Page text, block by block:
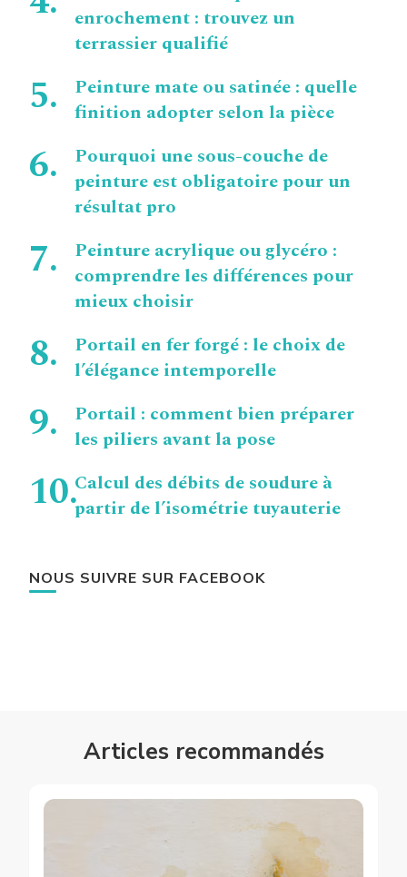
enrochement : trouvez un
terrassier qualifié
Peinture mate ou satinée : quelle
finition adopter selon la pièce
Pourquoi une sous-couche de
peinture est obligatoire pour un
résultat pro
Peinture acrylique ou glycéro :
comprendre les différences pour
mieux choisir
Portail en fer forgé : le choix de
l’élégance intemporelle
Portail : comment bien préparer
les piliers avant la pose
Calcul des débits de soudure à
partir de l’isométrie tuyauterie
NOUS SUIVRE SUR FACEBOOK
Articles recommandés